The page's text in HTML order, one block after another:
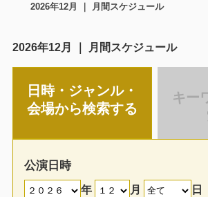
2026年12月 ｜ 月間スケジュール
2026年12月 ｜ 月間スケジュール
日時・ジャンル・
会場から検索する
キー
公演日時
年 月 日